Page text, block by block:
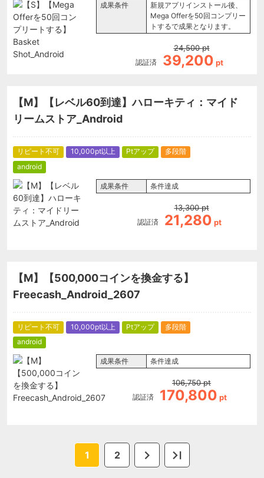
成果条件
新規アプリインストール後、
Mega Offerを50回コンプリー
トするで成果となります。
認証済
24,500 pt
39,200 pt
【M】【レベル60到達】ハローキティ：マイド
リームストア_Android
リピート不可 10,000pt以上 Ptアップ
多段階
android
成果条件 条件達成
認証済
13,300 pt
21,280 pt
【M】【500,000コインを換金する】
Freecash_Android_2607
リピート不可 10,000pt以上 Ptアップ
多段階
android
成果条件 条件達成
認証済
106,750 pt
170,800 pt
1 2